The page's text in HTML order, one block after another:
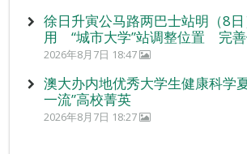
徐日升寅公马路两巴士站明（8
用 “城市大学”站调整位置 完善
2026年8月7日 18:47
澳大办内地优秀大学生健康科学
一流”高校菁英
2026年8月7日 18:27